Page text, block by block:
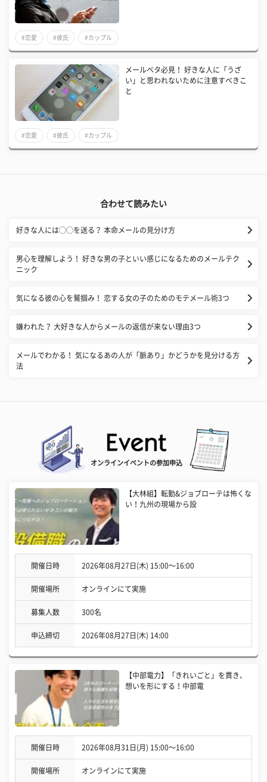
#恋愛 #彼氏 #カップル
メールベタ必見！ 好きな人に「うざ
い」と思われないために注意すべきこ
と
#恋愛 #彼氏 #カップル
合わせて読みたい
好きな人には◯◯を送る？ 本命メールの見分け方
男心を理解しよう！ 好きな男の子といい感じになるためのメールテク
ニック
気になる彼の心を鷲掴み！ 恋する女の子のためのモテメール術3つ
嫌われた？ 大好きな人からメールの返信が来ない理由3つ
メールでわかる！ 気になるあの人が「脈あり」かどうかを見分ける方
法
オンラインイベントの参加申込
【大林組】転勤&ジョブローテは怖くな
い！九州の現場から設
開催日時 2026年08月27日(木) 15:00〜16:00
開催場所 オンラインにて実施
募集人数 300名
申込締切 2026年08月27日(木) 14:00
【中部電力】「きれいごと」を貫き、
想いを形にする！中部電
開催日時 2026年08月31日(月) 15:00〜16:00
開催場所 オンラインにて実施